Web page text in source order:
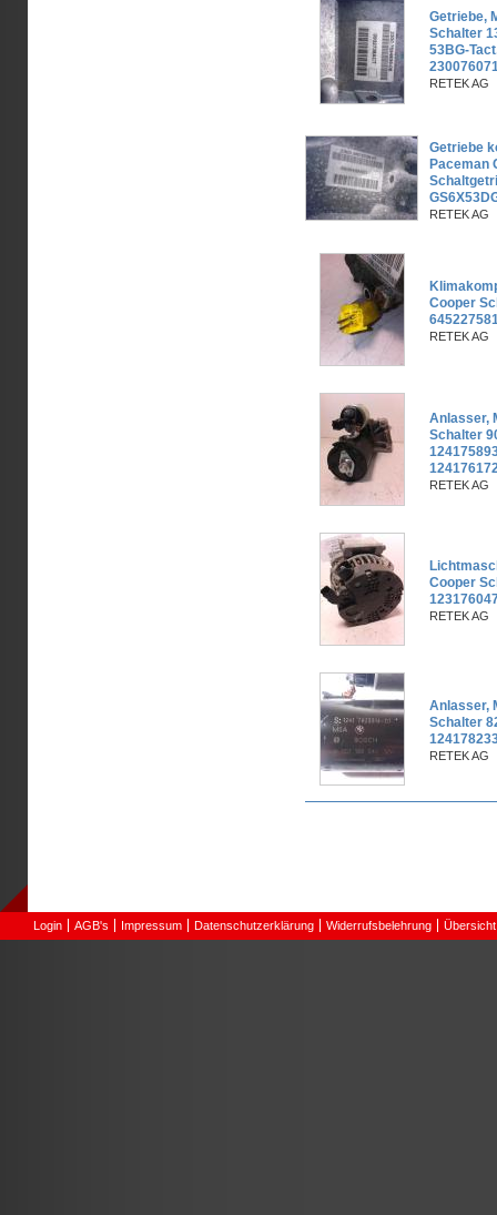
Getriebe,
Schalter
53BG-
RETEK AG
Getriebe
Paceman
RETEK AG
Cooper
RETEK AG
Anlasser,
Schalter
RETEK AG
Cooper
RETEK AG
Anlasser,
Schalter
RETEK AG
Login AGB's Impressum Datenschutzerklärung Widerrufsbelehrung